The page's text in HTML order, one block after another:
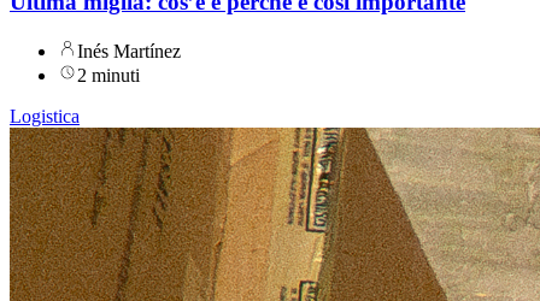
Inés Martínez
2 minuti
Logistica